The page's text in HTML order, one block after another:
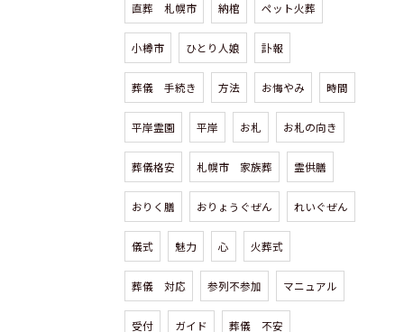
直葬 札幌市 納棺 ペット火葬
小樽市 ひとり人娘 訃報
葬儀 手続き 方法 お悔やみ 時間
平岸霊園 平岸 お札 お札の向き
葬儀格安 札幌市 家族葬 霊供膳
おりく膳 おりょうぐぜん れいぐぜん
儀式 魅力 心 火葬式
葬儀 対応 参列不参加 マニュアル
受付 ガイド 葬儀 不安